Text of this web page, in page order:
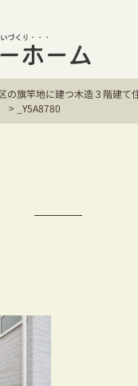
HOME
ーホームの家づくり
／アフターサポート
替えをお考えの方
対策も安心の家づくり
の旗竿地に建つ木造３階建
> _Y5A8780